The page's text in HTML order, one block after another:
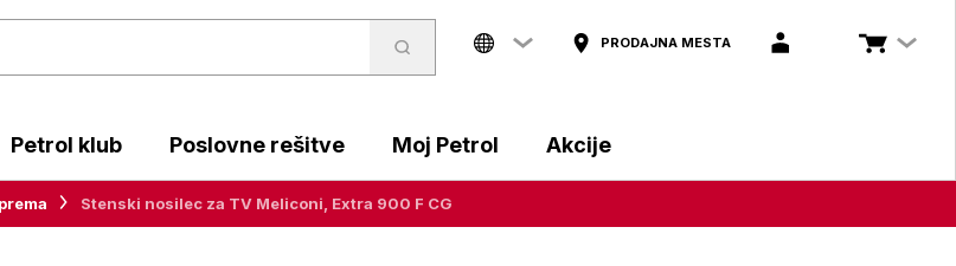
PRODAJNA MESTA
Petrol klub Poslovne rešitve Moj Petrol Akcije
Stenski nosilec za TV Meliconi, Extra 900 F CG